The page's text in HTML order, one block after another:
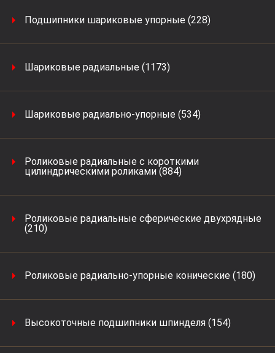
Подшипники шариковые упорные (228)
Шариковые радиальные (1173)
Шариковые радиально-упорные (534)
Роликовые радиальные с короткими
цилиндрическими роликами (884)
Роликовые радиальные сферические двухрядные
(210)
Роликовые радиально-упорные конические (180)
Высокоточные подшипники шпинделя (154)